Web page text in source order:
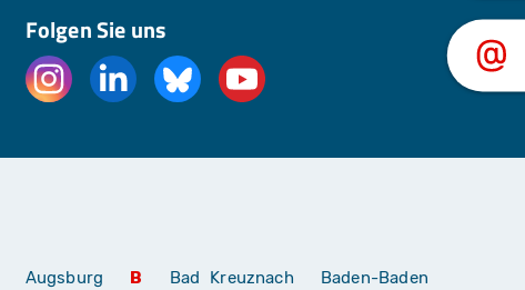
Folgen Sie uns
Augsburg B Bad Kreuznach
Baden-Baden